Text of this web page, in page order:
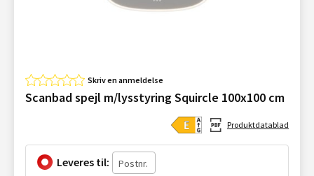
Skriv en anmeldelse
Scanbad spejl m/lysstyring Squircle 100x100 cm
Produktdatablad
Leveres til: